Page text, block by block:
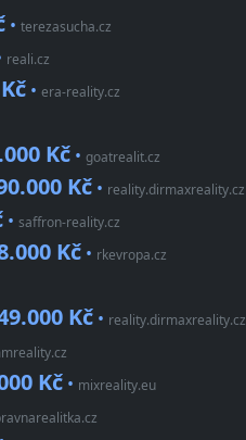
• terezasucha.cz
reali.cz
• era-reality.cz
Kč • goatrealit.cz
Kč • reality.dirmaxreality.cz
• saffron-reality.cz
Kč • rkevropa.cz
Kč • reality.dirmaxreality.cz
Kč • mixreality.eu